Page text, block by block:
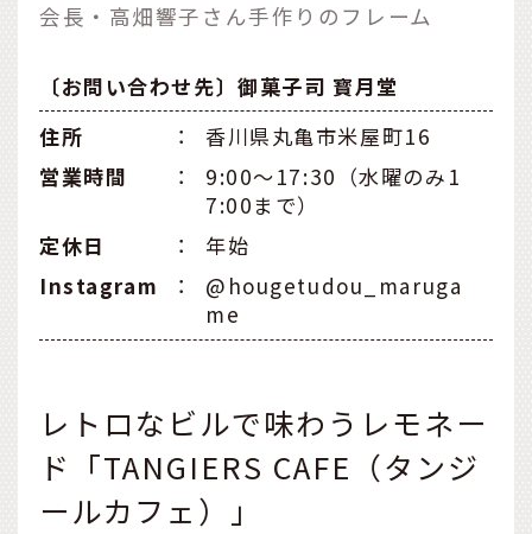
会長・高畑響子さん手作りのフレーム
〔お問い合わせ先〕御菓子司 寳月堂
住所
：
香川県丸亀市米屋町16
営業時間
：
9:00～17:30（水曜のみ1
7:00まで）
定休日
：
年始
Instagram
：
@hougetudou_maruga
me
レトロなビルで味わうレモネー
ド「TANGIERS CAFE（タンジ
ールカフェ）」